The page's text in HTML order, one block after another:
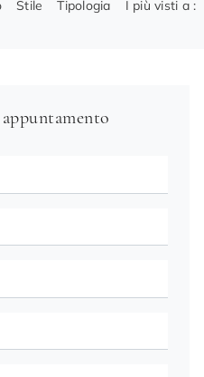
Stile Tipologia I più visti a :